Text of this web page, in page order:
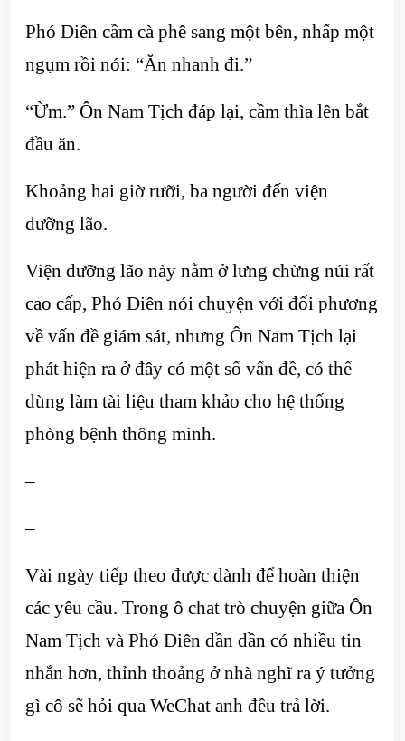
Phó Diên cầm cà phê sang một bên, nhấp một
ngụm rồi nói: “Ăn nhanh đi.”
“Ừm.” Ôn Nam Tịch đáp lại, cầm thìa lên bắt
đầu ăn.
Khoảng hai giờ rưỡi, ba người đến viện
dưỡng lão.
Viện dưỡng lão này nằm ở lưng chừng núi rất
cao cấp, Phó Diên nói chuyện với đối phương
về vấn đề giám sát, nhưng Ôn Nam Tịch lại
phát hiện ra ở đây có một số vấn đề, có thể
dùng làm tài liệu tham khảo cho hệ thống
phòng bệnh thông minh.
–
–
Vài ngày tiếp theo được dành để hoàn thiện
các yêu cầu. Trong ô chat trò chuyện giữa Ôn
Nam Tịch và Phó Diên dần dần có nhiều tin
nhắn hơn, thỉnh thoảng ở nhà nghĩ ra ý tưởng
gì cô sẽ hỏi qua WeChat anh đều trả lời.